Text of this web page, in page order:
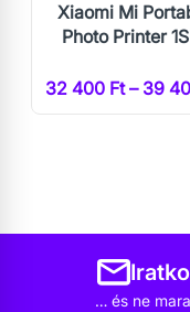
Xiaomi Mi
Photo Printer
32 400 Ft – 39
… és ne